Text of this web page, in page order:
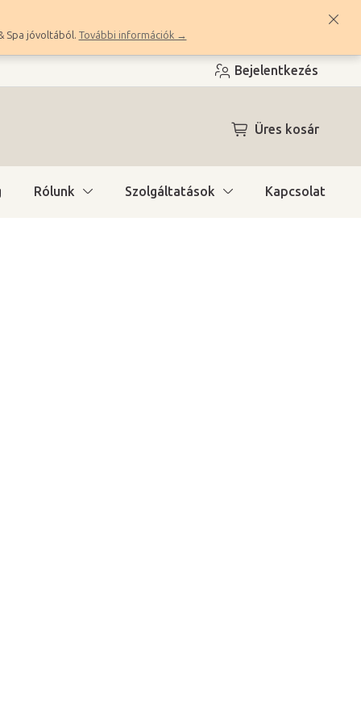
Spa jóvoltából. További információk →
Bejelentkezés
KOSÁR
Üres kosár
Rólunk Szolgáltatások Kapcsolat